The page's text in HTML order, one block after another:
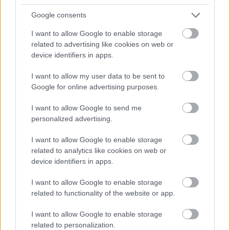
Google consents
I want to allow Google to enable storage
related to advertising like cookies on web or
device identifiers in apps.
I want to allow my user data to be sent to
Google for online advertising purposes.
I want to allow Google to send me
personalized advertising.
I want to allow Google to enable storage
related to analytics like cookies on web or
device identifiers in apps.
I want to allow Google to enable storage
related to functionality of the website or app.
I want to allow Google to enable storage
related to personalization.
Rövid idő alatt számos vállalkozás jelezte, hogy segítene
azoknak a munkavállalóknak, akik a tószegi kerékpárgyár
bezárása...